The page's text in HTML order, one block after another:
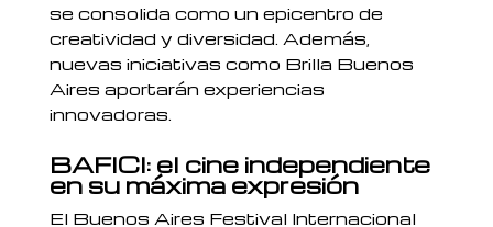
se consolida como un epicentro de
creatividad y diversidad. Además,
nuevas iniciativas como Brilla Buenos
Aires aportarán experiencias
innovadoras.
BAFICI: el cine independiente
en su máxima expresión
El Buenos Aires Festival Internacional